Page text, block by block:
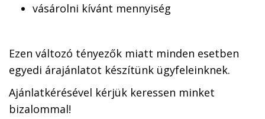
vásárolni kívánt mennyiség
Ezen változó tényezők miatt minden esetben
egyedi árajánlatot készítünk ügyfeleinknek.
Ajánlatkérésével kérjük keressen minket
bizalommal!